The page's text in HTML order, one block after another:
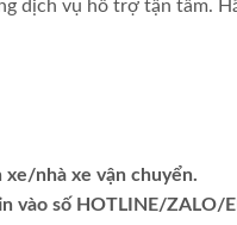
dịch vụ hỗ trợ tận tâm.
xe/nhà xe vận chuyển.
vào số HOTLINE/